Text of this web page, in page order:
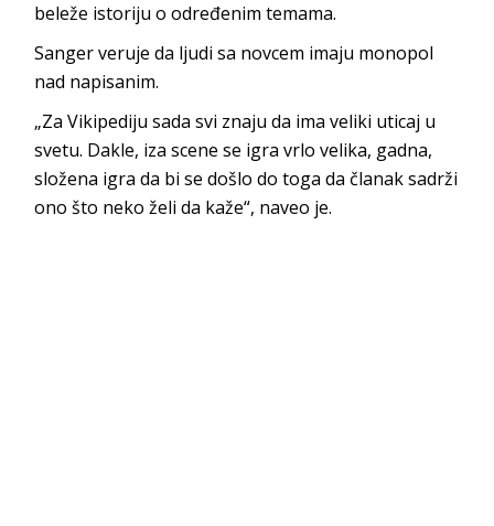
beleže istoriju o određenim temama.
Sanger veruje da ljudi sa novcem imaju monopol
nad napisanim.
„Za Vikipediju sada svi znaju da ima veliki uticaj u
svetu. Dakle, iza scene se igra vrlo velika, gadna,
složena igra da bi se došlo do toga da članak sadrži
ono što neko želi da kaže“, naveo je.